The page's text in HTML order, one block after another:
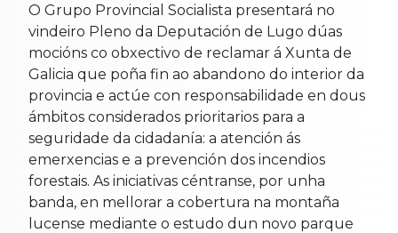
O Grupo Provincial Socialista presentará no
vindeiro Pleno da Deputación de Lugo dúas
mocións co obxectivo de reclamar á Xunta de
Galicia que poña fin ao abandono do interior da
provincia e actúe con responsabilidade en dous
ámbitos considerados prioritarios para a
seguridade da cidadanía: a atención ás
emerxencias e a prevención dos incendios
forestais. As iniciativas céntranse, por unha
banda, en mellorar a cobertura na montaña
lucense mediante o estudo dun novo parque